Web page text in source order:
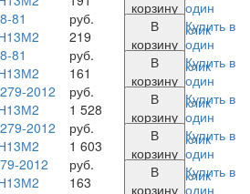
81
руб.
корзину один
клик
81
219
руб.
В
корзину
Купить в
один
клик
2012
161
руб.
В
корзину
Купить в
один
клик
2012
1 528
руб.
В
корзину
Купить в
один
клик
2012
1 603
руб.
В
корзину
Купить в
один
клик
163
В
корзину
Купить в
один